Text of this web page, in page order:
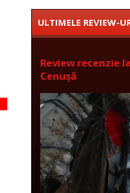
ULTIMELE REVIEW-
Review recenzie
Cenușă